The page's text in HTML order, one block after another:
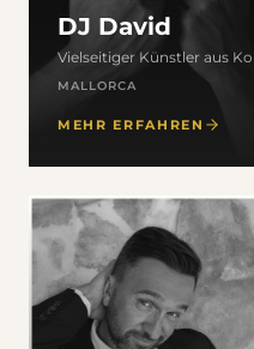
DJ David
Vielseitiger Künstler aus
MALLORCA
MEHR ERFAHREN